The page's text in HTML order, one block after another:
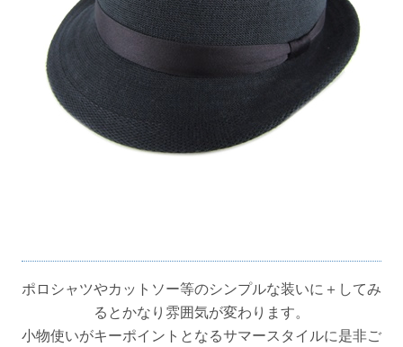
ポロシャツやカットソー等のシンプルな装いに＋してみ
るとかなり雰囲気が変わります。
小物使いがキーポイントとなるサマースタイルに是非ご